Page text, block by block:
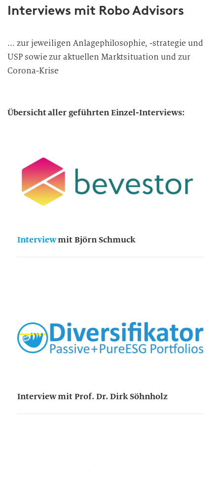
Interviews mit Robo Advisors
... zur jeweiligen Anlagephilosophie, -strategie und
USP sowie zur aktuellen Marktsituation und zur
Corona-Krise
Übersicht aller geführten Einzel-Interviews:
Interviewmit Björn Schmuck
Interview mit Prof. Dr. Dirk Söhnholz